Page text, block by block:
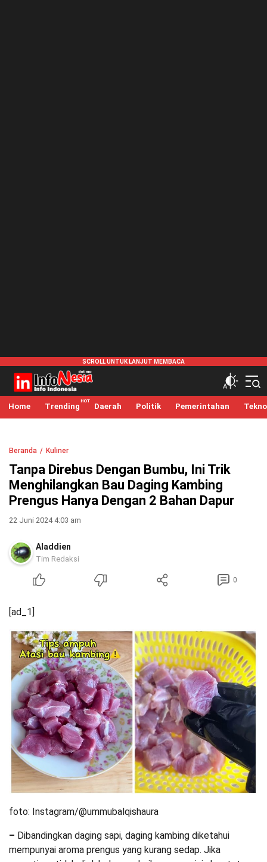
infonesia.me
Info Indonesia
Home Trending Daerah Politik Pemerintahan Tekno
Beranda Kuliner
Tanpa Direbus Dengan Bumbu, Ini Trik
Menghilangkan Bau Daging Kambing
Prengus Hanya Dengan 2 Bahan Dapur
22 Juni 2024 4:03 am
Aladdien
Tim Redaksi
0
[ad_1]
foto: Instagram/@ummubalqishaura
– Dibandingkan daging sapi, daging kambing diketahui
mempunyai aroma prengus yang kurang sedap. Jika